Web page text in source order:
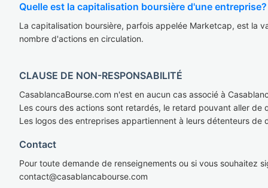
Quelle est la capitalisation boursière d'une entreprise?
La capitalisation boursière, parfois appelée Marketcap, est la
nombre d'actions en circulation.
CLAUSE DE NON-RESPONSABILITÉ
CasablancaBourse.com n'est en aucun cas associé à
Les cours des actions sont retardés, le retard pouvant aller de
Les logos des entreprises appartiennent à leurs détenteurs
Contact
Pour toute demande de renseignements ou si vous souhaitez
contact@casablancabourse.com